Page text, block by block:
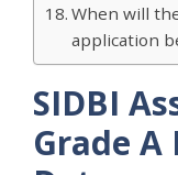
When will
application
SIDBI
Grade A